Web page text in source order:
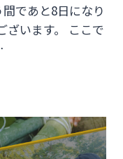
であと8日になり
ざいます。 ここで